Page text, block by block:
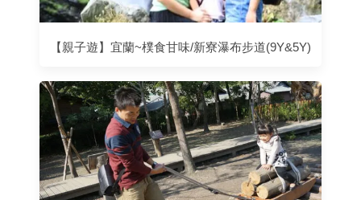
【親子遊】宜蘭~樸食甘味/新寮瀑布步道(9Y&5Y)